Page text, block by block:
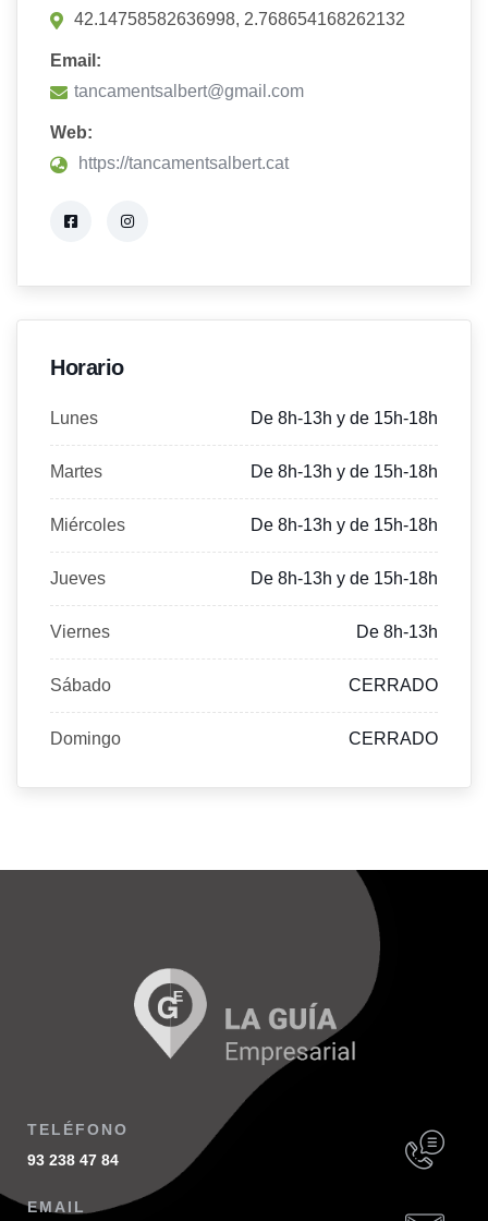
42.14758582636998, 2.768654168262132
Email:
tancamentsalbert@gmail.com
Web:
https://tancamentsalbert.cat
Horario
Lunes De 8h-13h y de 15h-18h
Martes De 8h-13h y de 15h-18h
Miércoles De 8h-13h y de 15h-18h
Jueves De 8h-13h y de 15h-18h
Viernes De 8h-13h
Sábado CERRADO
Domingo CERRADO
TELÉFONO
93 238 47 84
EMAIL